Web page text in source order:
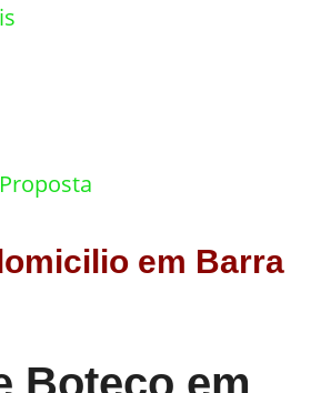
em Barra
Boteco em